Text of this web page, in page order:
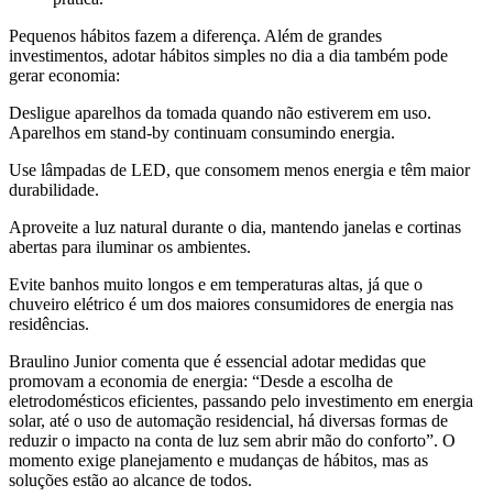
Pequenos hábitos fazem a diferença. Além de grandes
investimentos, adotar hábitos simples no dia a dia também pode
gerar economia:
Desligue aparelhos da tomada quando não estiverem em uso.
Aparelhos em stand-by continuam consumindo energia.
Use lâmpadas de LED, que consomem menos energia e têm maior
durabilidade.
Aproveite a luz natural durante o dia, mantendo janelas e cortinas
abertas para iluminar os ambientes.
Evite banhos muito longos e em temperaturas altas, já que o
chuveiro elétrico é um dos maiores consumidores de energia nas
residências.
Braulino Junior comenta que é essencial adotar medidas que
promovam a economia de energia: “Desde a escolha de
eletrodomésticos eficientes, passando pelo investimento em energia
solar, até o uso de automação residencial, há diversas formas de
reduzir o impacto na conta de luz sem abrir mão do conforto”. O
momento exige planejamento e mudanças de hábitos, mas as
soluções estão ao alcance de todos.